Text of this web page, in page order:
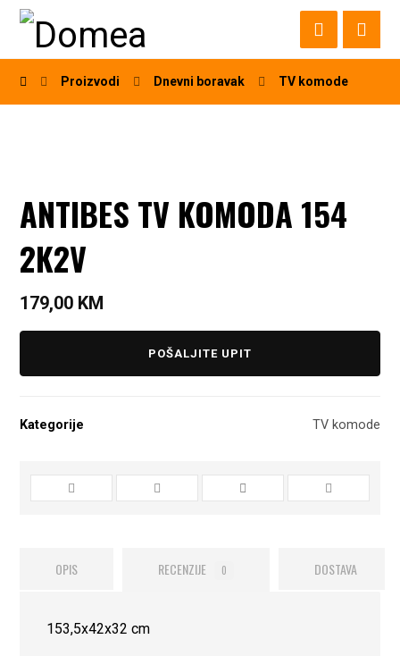
Proizvodi Dnevni boravak TV komode
ANTIBES TV KOMODA 154
2K2V
179,00 KM
POŠALJITE UPIT
Kategorije TV komode
OPIS RECENZIJE 0 DOSTAVA
153,5x42x32 cm